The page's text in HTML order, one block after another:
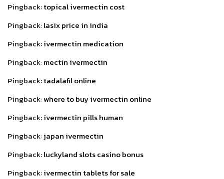
Pingback:topical ivermectin cost
Pingback:lasix price in india
Pingback:ivermectin medication
Pingback:mectin ivermectin
Pingback:tadalafil online
Pingback:where to buy ivermectin online
Pingback:ivermectin pills human
Pingback:japan ivermectin
Pingback:luckyland slots casino bonus
Pingback:ivermectin tablets for sale